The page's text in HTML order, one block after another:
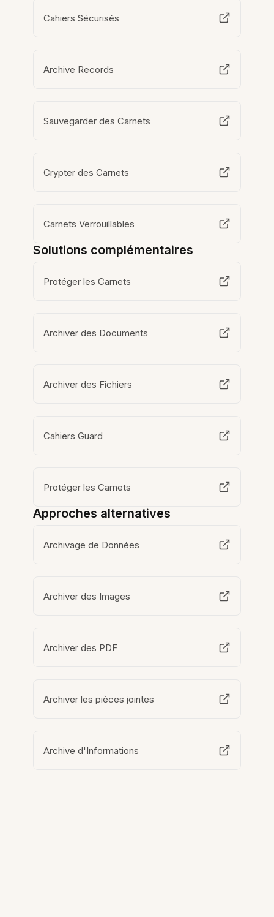
Cahiers Sécurisés
Archive Records
Sauvegarder des Carnets
Crypter des Carnets
Carnets Verrouillables
Solutions complémentaires
Protéger les Carnets
Archiver des Documents
Archiver des Fichiers
Cahiers Guard
Protéger les Carnets
Approches alternatives
Archivage de Données
Archiver des Images
Archiver des PDF
Archiver les pièces jointes
Archive d'Informations